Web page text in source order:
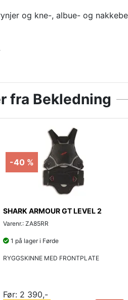
og kne-, albue- og
fra Bekledning
-40 %
SHARK ARMOUR GT LEVEL 2
Varenr.: ZA85RR
1 på lager i Førde
RYGGSKINNE MED FRONTPLATE
Før: 2 390,-